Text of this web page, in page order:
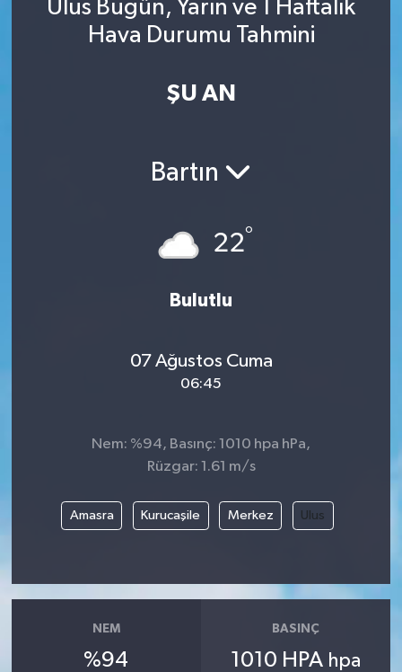
Ulus Bugün, Yarın ve 1 Haftalık
Hava Durumu Tahmini
ŞU AN
Bartın
22°
Bulutlu
07 Ağustos Cuma
06:45
Nem: %94, Basınç: 1010 hpa hPa,
Rüzgar: 1.61 m/s
Amasra Kurucaşile Merkez Ulus
NEM
%94
BASINÇ
1010 HPA hpa